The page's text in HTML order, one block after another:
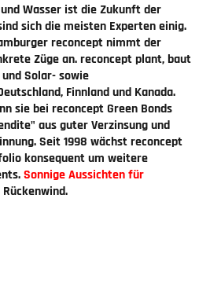
Wasser ist die Zukunft der
sich die meisten Experten einig.
reconcept nimmt der
Züge an. reconcept plant, baut
Solar- sowie
Finnland und Kanada.
sie bei reconcept Green Bonds
aus guter Verzinsung und
Seit 1998 wächst reconcept
konsequent um weitere
Sonnige Aussichten für